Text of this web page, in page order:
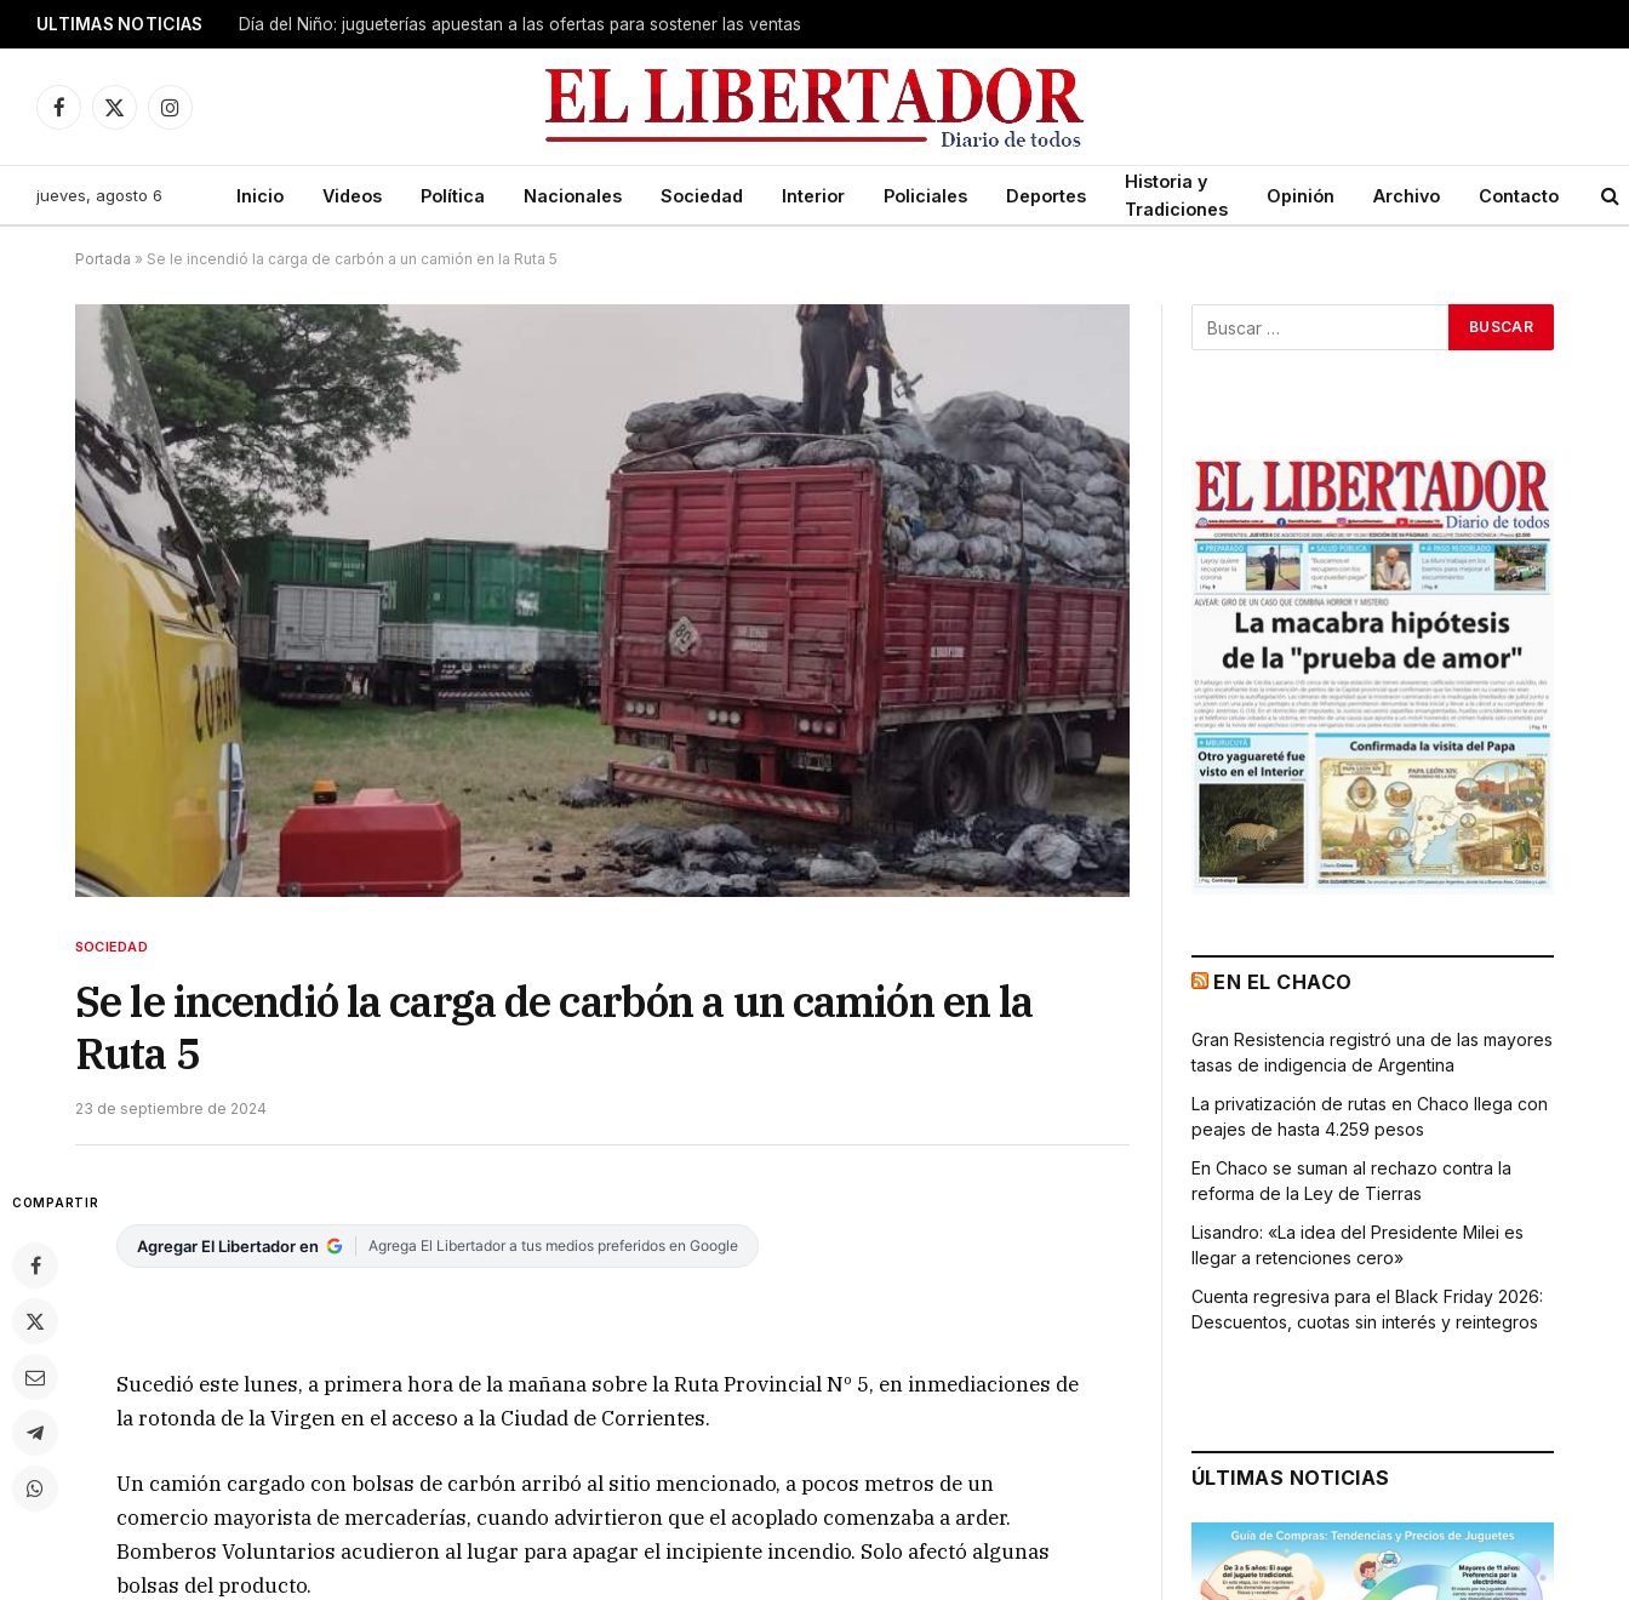
ULTIMAS NOTICIAS Día del Niño: jugueterías apuestan a las ofertas para sostener las ventas
Facebook
X
Instagram
jueves, agosto 6 Inicio Videos Política Nacionales Sociedad Interior Policiales Deportes
Historia y
Tradiciones
Opinión Archivo Contacto
Portada » Se le incendió la carga de carbón a un camión en la Ruta 5
SOCIEDAD
Se le incendió la carga de carbón a un camión en la
Ruta 5
23 de septiembre de 2024
COMPARTIR
Agregar El Libertador en Agrega El Libertador a tus medios preferidos en Google
Sucedió este lunes, a primera hora de la mañana sobre la Ruta Provincial Nº 5, en inmediaciones de
la rotonda de la Virgen en el acceso a la Ciudad de Corrientes.
Un camión cargado con bolsas de carbón arribó al sitio mencionado, a pocos metros de un
comercio mayorista de mercaderías, cuando advirtieron que el acoplado comenzaba a arder.
Bomberos Voluntarios acudieron al lugar para apagar el incipiente incendio. Solo afectó algunas
bolsas del producto.
EN EL CHACO
Gran Resistencia registró una de las mayores
tasas de indigencia de Argentina
La privatización de rutas en Chaco llega con
peajes de hasta 4.259 pesos
En Chaco se suman al rechazo contra la
reforma de la Ley de Tierras
Lisandro: «La idea del Presidente Milei es
llegar a retenciones cero»
Cuenta regresiva para el Black Friday 2026:
Descuentos, cuotas sin interés y reintegros
ÚLTIMAS NOTICIAS